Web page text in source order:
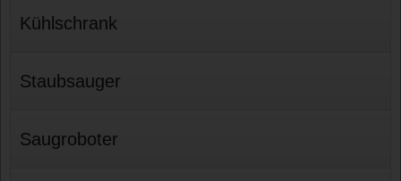
Kühlschrank
Staubsauger
Saugroboter